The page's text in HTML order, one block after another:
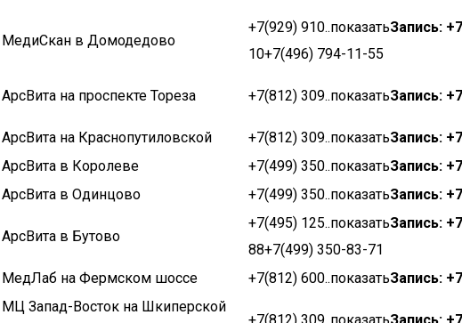
МедиСкан в Домодедово
+7(929) 910..показатьЗапись:
10+7(496) 794-11-55
АрсВита на проспекте Тореза +7(812) 309..показатьЗапись:
АрсВита на Краснопутиловской +7(812) 309..показатьЗапись:
АрсВита в Королеве
+7(499) 350..показатьЗапись:
АрсВита в Одинцово
+7(499) 350..показатьЗапись:
АрсВита в Бутово
+7(495) 125..показатьЗапись:
88+7(499) 350-83-71
МедЛаб на Фермском шоссе +7(812) 600..показатьЗапись:
МЦ Запад-Восток на Шкиперской